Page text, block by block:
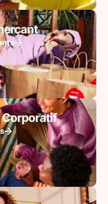
Corporatif